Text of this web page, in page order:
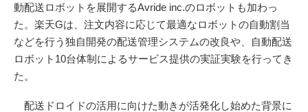
動配送ロボットを展開するAvride inc.のロボットも加わっ
た。楽天Gは、注文内容に応じて最適なロボットの自動割当
などを行う独自開発の配送管理システムの改良や、自動配送
ロボット10台体制によるサービス提供の実証実験を行ってき
た。
配送ドロイドの活用に向けた動きが活発化し始めた背景に